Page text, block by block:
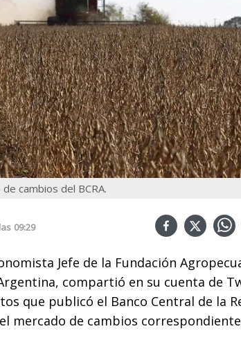
cambios del BCRA.
09:29
Jefe de la Fundación
compartió en su cuenta de
que publicó el Banco Central de la
mercado de cambios